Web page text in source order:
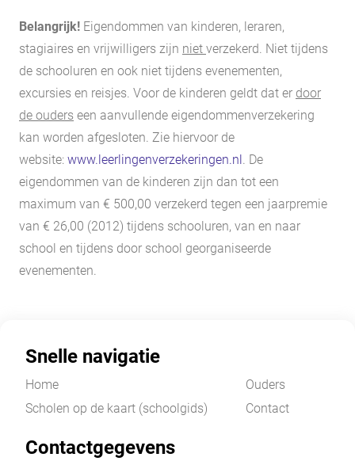
Belangrijk! Eigendommen van kinderen, leraren,
stagiaires en vrijwilligers zijn niet verzekerd. Niet tijdens
de schooluren en ook niet tijdens evenementen,
excursies en reisjes. Voor de kinderen geldt dat er door
de ouders een aanvullende eigendommenverzekering
kan worden afgesloten. Zie hiervoor de
website: www.leerlingenverzekeringen.nl. De
eigendommen van de kinderen zijn dan tot een
maximum van € 500,00 verzekerd tegen een jaarpremie
van € 26,00 (2012) tijdens schooluren, van en naar
school en tijdens door school georganiseerde
evenementen.
Snelle navigatie
Home
Scholen op de kaart (schoolgids)
Ouders
Contact
Contactgegevens